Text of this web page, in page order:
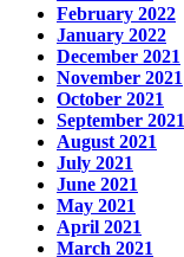
February 2022
January 2022
December 2021
November 2021
October 2021
September 2021
August 2021
July 2021
June 2021
May 2021
April 2021
March 2021